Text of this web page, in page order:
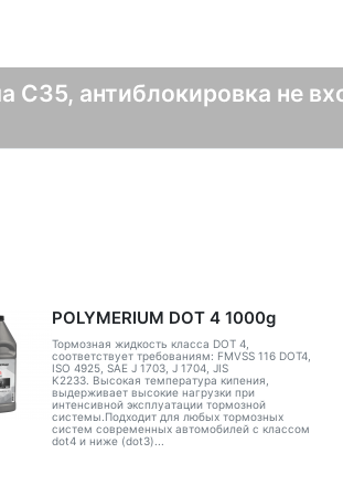
C35, антиблокировка не
POLYMERIUM DOT 4 1000g
Тормозная жидкость класса DOT 4,
соответствует требованиям: FMVSS 116 DOT4,
ISO 4925, SAE J 1703, J 1704, JIS
K2233. Высокая температура кипения,
выдерживает высокие нагрузки при
интенсивной эксплуатации тормозной
системы.Подходит для любых тормозных
систем современных автомобилей с классом
dot4 и ниже (dot3)...